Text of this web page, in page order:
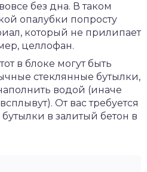
без дна. В таком
опалубки попросту
который не прилипает
целлофан.
в блоке могут быть
стеклянные бутылки,
водой (иначе
От вас требуется
в залитый бетон в